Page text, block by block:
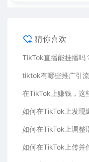
猜你喜欢
TikTok直播能挂播吗
tiktok有哪些推广引
在TikTok上赚钱，这
如何在TikTok上传并